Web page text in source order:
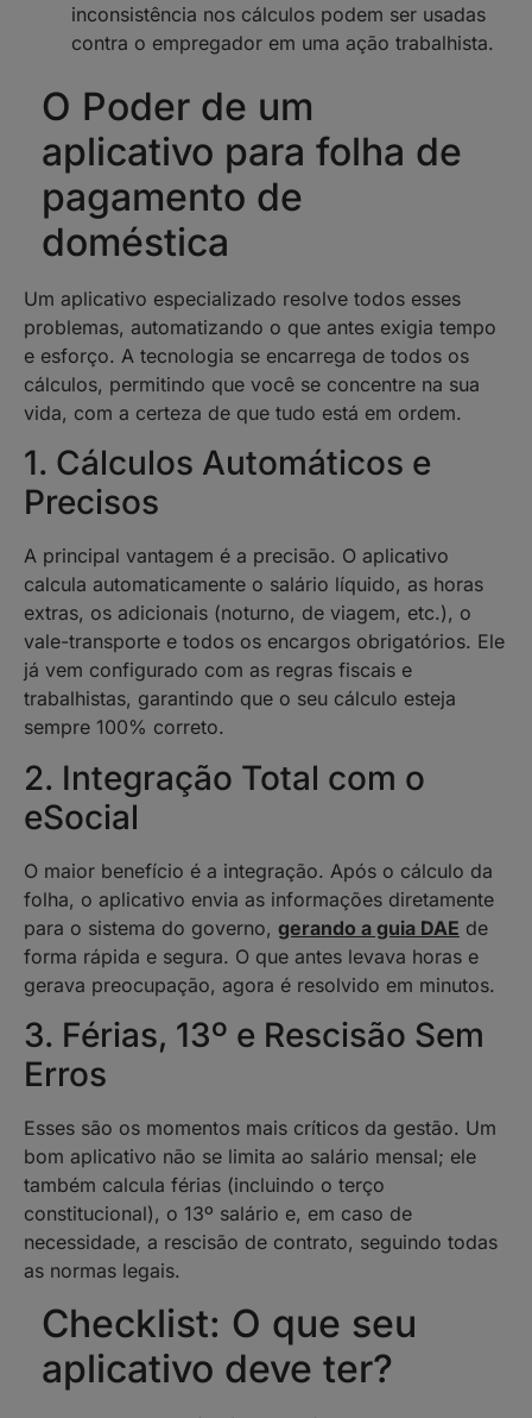
inconsistência nos cálculos podem ser usadas
contra o empregador em uma ação trabalhista.
O Poder de um
aplicativo para folha de
pagamento de
doméstica
Um aplicativo especializado resolve todos esses
problemas, automatizando o que antes exigia tempo
e esforço. A tecnologia se encarrega de todos os
cálculos, permitindo que você se concentre na sua
vida, com a certeza de que tudo está em ordem.
1. Cálculos Automáticos e
Precisos
A principal vantagem é a precisão. O aplicativo
calcula automaticamente o salário líquido, as horas
extras, os adicionais (noturno, de viagem, etc.), o
vale-transporte e todos os encargos obrigatórios. Ele
já vem configurado com as regras fiscais e
trabalhistas, garantindo que o seu cálculo esteja
sempre 100% correto.
2. Integração Total com o
eSocial
O maior benefício é a integração. Após o cálculo da
folha, o aplicativo envia as informações diretamente
para o sistema do governo, gerando a guia DAE de
forma rápida e segura. O que antes levava horas e
gerava preocupação, agora é resolvido em minutos.
3. Férias, 13º e Rescisão Sem
Erros
Esses são os momentos mais críticos da gestão. Um
bom aplicativo não se limita ao salário mensal; ele
também calcula férias (incluindo o terço
constitucional), o 13º salário e, em caso de
necessidade, a rescisão de contrato, seguindo todas
as normas legais.
Checklist: O que seu
aplicativo deve ter?